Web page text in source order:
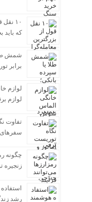
۱۰
که باید
شمش
برابر
لوازم
لوازم
تفاوت
چگونه
زنجیره
رشد